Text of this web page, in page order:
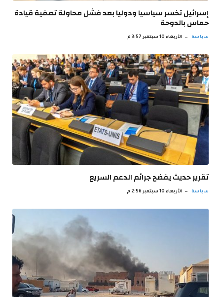
إسرائيل تخسر سياسيا ودوليا بعد فشل محاولة تصفية قيادة
حماس بالدوحة
سياسة الأربعاء 10 سبتمبر 3:57 م
تقرير حديث يفضح جرائم الدعم السريع
سياسة الأربعاء 10 سبتمبر 2:56 م